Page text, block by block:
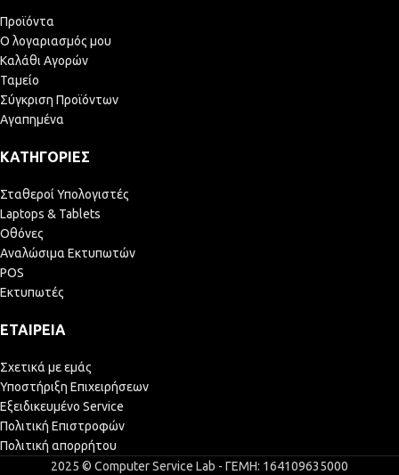
Προϊόντα
Ο λογαριασμός μου
Καλάθι Αγορών
Ταμείο
Σύγκριση Προϊόντων
Αγαπημένα
ΚΑΤΗΓΟΡΊΕΣ
Σταθεροί Υπολογιστές
Laptops & Tablets
Οθόνες
Αναλώσιμα Εκτυπωτών
POS
Εκτυπωτές
ΕΤΑΙΡΕΊΑ
Σχετικά με εμάς
Υποστήριξη Επιχειρήσεων
Εξειδικευμένο Service
Πολιτική Επιστροφών
Πολιτική απορρήτου
2025 © Computer Service Lab - ΓΕΜΗ: 164109635000